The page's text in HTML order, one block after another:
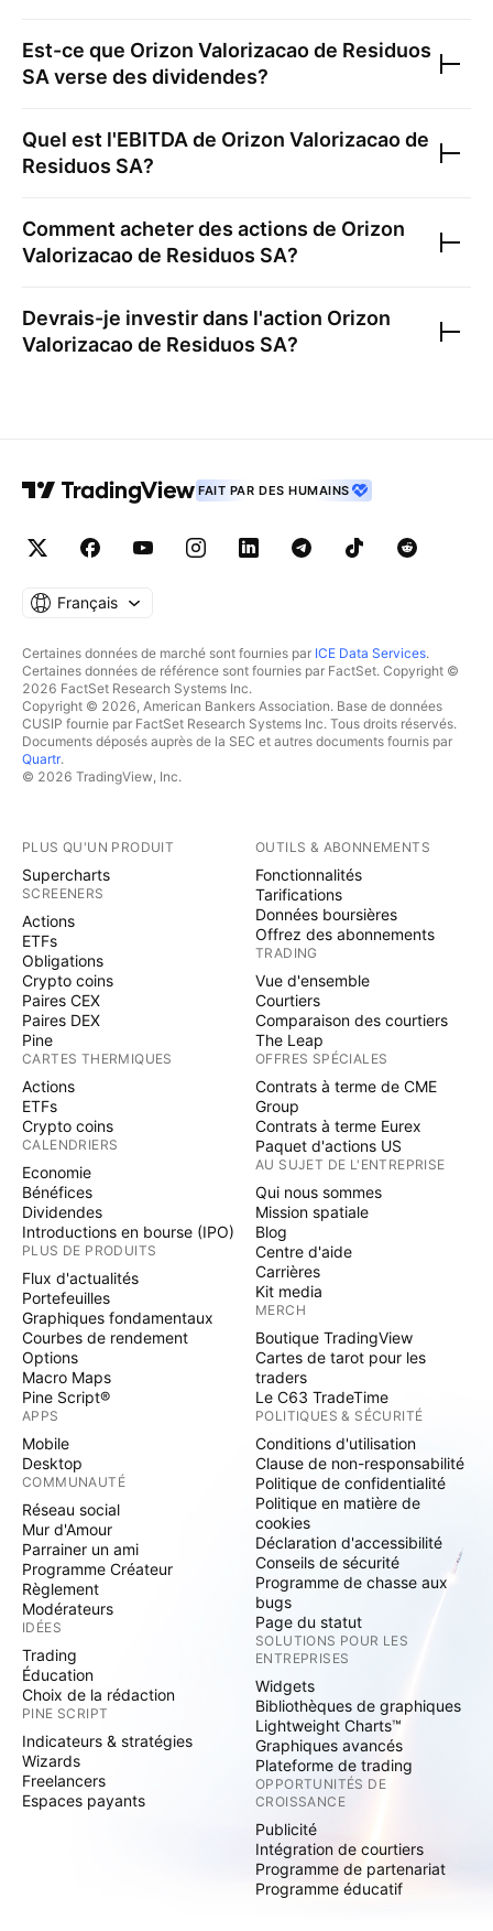
Est-ce que Orizon Valorizacao de Residuos
SA verse des dividendes?
Quel est l'EBITDA de Orizon Valorizacao de
Residuos SA?
Comment acheter des actions de Orizon
Valorizacao de Residuos SA?
Devrais-je investir dans l'action Orizon
Valorizacao de Residuos SA?
FAIT PAR DES HUMAINS
Français
Certaines données de marché sont fournies par ICE Data Services.
Certaines données de référence sont fournies par FactSet. Copyright ©
2026 FactSet Research Systems Inc.
Copyright © 2026, American Bankers Association. Base de données
CUSIP fournie par FactSet Research Systems Inc. Tous droits réservés.
Documents déposés auprès de la SEC et autres documents fournis par
Quartr.
© 2026 TradingView, Inc.
PLUS QU'UN PRODUIT
Supercharts
SCREENERS
Actions
ETFs
Obligations
Crypto coins
Paires CEX
Paires DEX
Pine
CARTES THERMIQUES
Actions
ETFs
Crypto coins
CALENDRIERS
Economie
Bénéfices
Dividendes
Introductions en bourse (IPO)
PLUS DE PRODUITS
Flux d'actualités
Portefeuilles
Graphiques fondamentaux
Courbes de rendement
Options
Macro Maps
Pine Script®
APPS
Mobile
Desktop
COMMUNAUTÉ
Réseau social
Mur d'Amour
Parrainer un ami
Programme Créateur
Règlement
Modérateurs
IDÉES
Trading
Éducation
Choix de la rédaction
PINE SCRIPT
Indicateurs & stratégies
Wizards
Freelancers
Espaces payants
OUTILS & ABONNEMENTS
Fonctionnalités
Tarifications
Données boursières
Offrez des abonnements
TRADING
Vue d'ensemble
Courtiers
Comparaison des courtiers
The Leap
OFFRES SPÉCIALES
Contrats à terme de CME
Group
Contrats à terme Eurex
Paquet d'actions US
AU SUJET DE L'ENTREPRISE
Qui nous sommes
Mission spatiale
Blog
Centre d'aide
Carrières
Kit media
MERCH
Boutique TradingView
Cartes de tarot pour les
traders
Le C63 TradeTime
POLITIQUES & SÉCURITÉ
Conditions d'utilisation
Clause de non-responsabilité
Politique de confidentialité
Politique en matière de
cookies
Déclaration d'accessibilité
Conseils de sécurité
Programme de chasse aux
bugs
Page du statut
SOLUTIONS POUR LES
ENTREPRISES
Widgets
Bibliothèques de graphiques
Lightweight Charts™
Graphiques avancés
Plateforme de trading
OPPORTUNITÉS DE
CROISSANCE
Publicité
Intégration de courtiers
Programme de partenariat
Programme éducatif